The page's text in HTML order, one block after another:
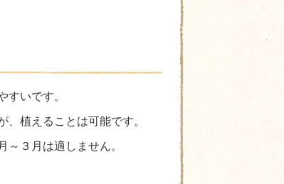
すいです。
植えることは可能です。
３月は適しません。